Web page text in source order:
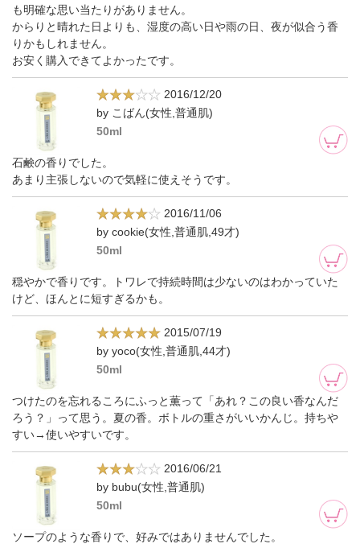
も明確な思い当たりがありません。
からりと晴れた日よりも、湿度の高い日や雨の日、夜が似合う香
りかもしれません。
お安く購入できてよかったです。
2016/12/20
by こばん(女性,普通肌)
50ml
石鹸の香りでした。
あまり主張しないので気軽に使えそうです。
2016/11/06
by cookie(女性,普通肌,49才)
50ml
穏やかで香りです。トワレで持続時間は少ないのはわかっていた
けど、ほんとに短すぎるかも。
2015/07/19
by yoco(女性,普通肌,44才)
50ml
つけたのを忘れるころにふっと薫って「あれ？この良い香なんだ
ろう？」って思う。夏の香。ボトルの重さがいいかんじ。持ちや
すい→使いやすいです。
2016/06/21
by bubu(女性,普通肌)
50ml
ソープのような香りで、好みではありませんでした。